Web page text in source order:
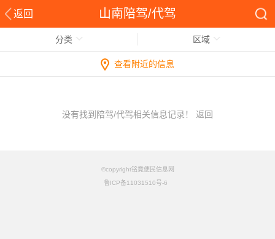
返回 山南陪驾/代驾
分类 区域
查看附近的信息
没有找到陪驾/代驾相关信息记录！ 返回
©copyright铭竟便民信息网
鲁ICP备11031510号-6